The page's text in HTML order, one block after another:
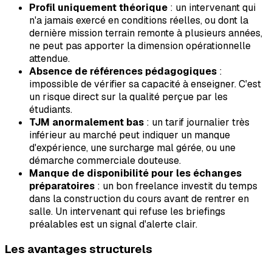
Profil uniquement théorique : un intervenant qui
n'a jamais exercé en conditions réelles, ou dont la
dernière mission terrain remonte à plusieurs années,
ne peut pas apporter la dimension opérationnelle
attendue.
Absence de références pédagogiques :
impossible de vérifier sa capacité à enseigner. C'est
un risque direct sur la qualité perçue par les
étudiants.
TJM anormalement bas : un tarif journalier très
inférieur au marché peut indiquer un manque
d'expérience, une surcharge mal gérée, ou une
démarche commerciale douteuse.
Manque de disponibilité pour les échanges
préparatoires : un bon freelance investit du temps
dans la construction du cours avant de rentrer en
salle. Un intervenant qui refuse les briefings
préalables est un signal d'alerte clair.
Les avantages structurels